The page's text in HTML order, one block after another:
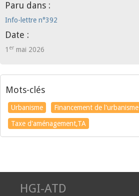
Paru dans :
Info-lettre n°392
Date :
1 er mai 2026
Mots-clés
Urbanisme
Financement de l'urbanisme
Taxe d'aménagement,TA
HGI-ATD